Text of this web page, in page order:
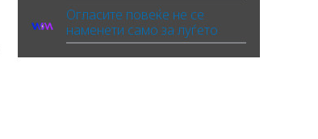
Огласите повеќе не се
наменети само за луѓето